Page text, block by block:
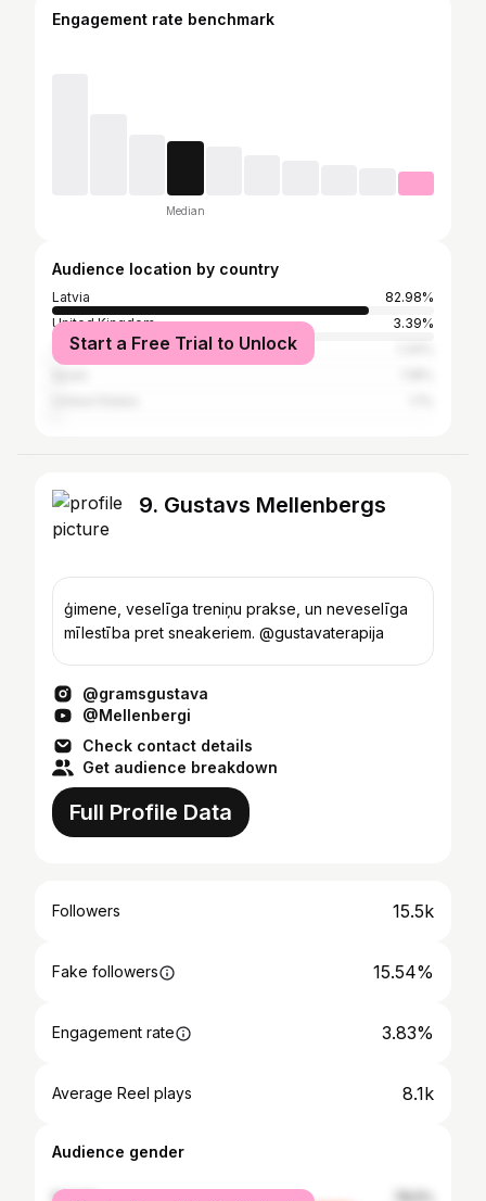
Engagement rate benchmark
Median
Audience location by country
Latvia
82.98%
United Kingdom
3.39%
The Netherlands
Start a Free Trial to Unlock
9. Gustavs Mellenbergs
ģimene, veselīga treniņu prakse, un neveselīga
mīlestība pret sneakeriem. @gustavaterapija
@gramsgustava
@Mellenbergi
Check contact details
Get audience breakdown
Full Profile Data
Followers 15.5k
Fake followers 15.54%
Engagement rate 3.83%
Average Reel plays 8.1k
Audience gender
female